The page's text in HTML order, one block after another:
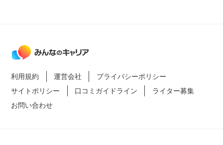
利用規約 運営会社
プライバシーポリシー
サイトポリシー
口コミガイドライン
ライター募集
お問い合わせ